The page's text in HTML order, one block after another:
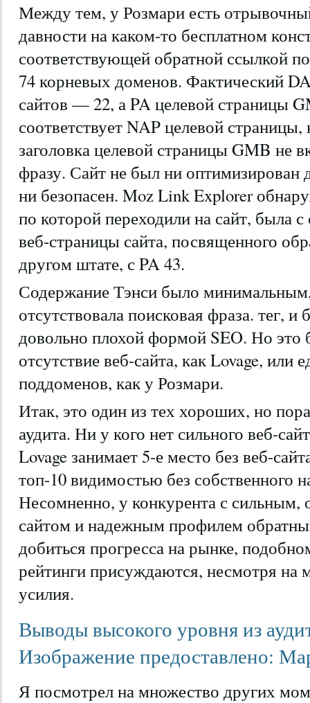
Между тем, у Розмари есть
давности на каком-то бесплатном
соответствующей обратной ссылкой
74 корневых доменов. Фактический
сайтов — 22, а PA целевой страницы
соответствует NAP целевой
заголовка целевой страницы GMB не
фразу. Сайт не был ни оптимизирован
ни безопасен. Moz Link Explorer
по которой переходили на сайт, была
веб-страницы сайта, посвященного
другом штате, с PA 43.
Содержание Тэнси было минимальным,
отсутствовала поисковая фраза. тег,
довольно плохой формой SEO. Но
отсутствие веб-сайта, как Lovage, или
поддоменов, как у Розмари.
Итак, это один из тех хороших, но
аудита. Ни у кого нет сильного веб-
Lovage занимает 5-е место без веб-
топ-10 видимостью без собственного
Несомненно, у конкурента с
сайтом и надежным профилем
добиться прогресса на рынке,
рейтинги присуждаются, несмотря на
усилия.
Выводы высокого уровня из
Изображение предоставлено:
Я посмотрел на множество других